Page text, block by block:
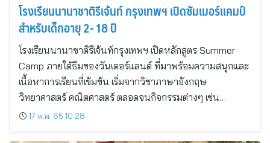
โรงเรียนนานาชาติรีเจ้นท์ กรุงเทพฯ เปิดซัมเมอร์แคมป์
สำหรับเด็กอายุ 2- 18 ปี
โรงเรียนนานาชาติรีเจ้นท์กรุงเทพฯ เปิดหลักสูตร Summer
Camp ภายใต้ธีมของวันเดอร์แลนด์ ที่มาพร้อมความสนุกและ
เนื้อหาการเรียนที่เข้มข้น เริ่มจากวิชาภาษาอังกฤษ
วิทยาศาสตร์ คณิตศาสตร์ ตลอดจนกิจกรรมต่างๆ เช่น…
17 พ.ค. 65 10:28